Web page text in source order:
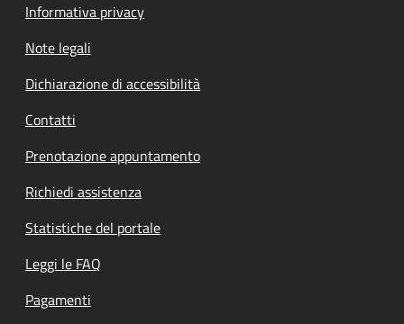
Informativa privacy
Note legali
Dichiarazione di accessibilità
Contatti
Prenotazione appuntamento
Richiedi assistenza
Statistiche del portale
Leggi le FAQ
Pagamenti